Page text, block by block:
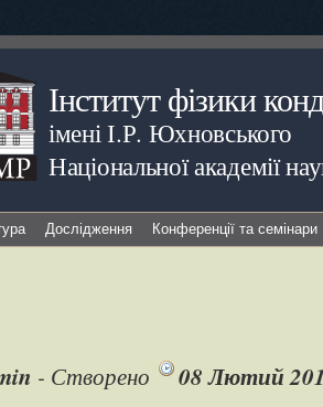
Інститут фізики
імені І.Р. Юхновського
Національної академії
Дослідження Конференції та семінари
- Створено 08 Лютий